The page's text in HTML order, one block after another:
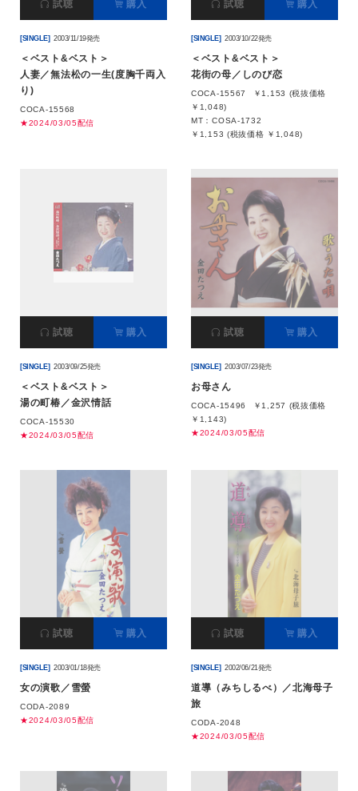
試聴 購入
[SINGLE] 2003/11/19発売
＜ベスト&ベスト＞
人妻／無法松の一生(度胸千両入
り)
COCA-15568
★2024/03/05配信
試聴 購入
[SINGLE] 2003/10/22発売
＜ベスト&ベスト＞
花街の母／しのび恋
COCA-15567
￥1,153 (税抜価格
￥1,048)
MT：COSA-1732
￥1,153 (税抜価格 ￥1,048)
試聴 購入
[SINGLE] 2003/09/25発売
＜ベスト&ベスト＞
湯の町椿／金沢情話
COCA-15530
★2024/03/05配信
試聴 購入
[SINGLE] 2003/07/23発売
お母さん
COCA-15496
￥1,257 (税抜価格
￥1,143)
★2024/03/05配信
試聴 購入
[SINGLE] 2003/01/18発売
女の演歌／雪螢
CODA-2089
★2024/03/05配信
試聴 購入
[SINGLE] 2002/06/21発売
道導（みちしるべ）／北海母子
旅
CODA-2048
★2024/03/05配信